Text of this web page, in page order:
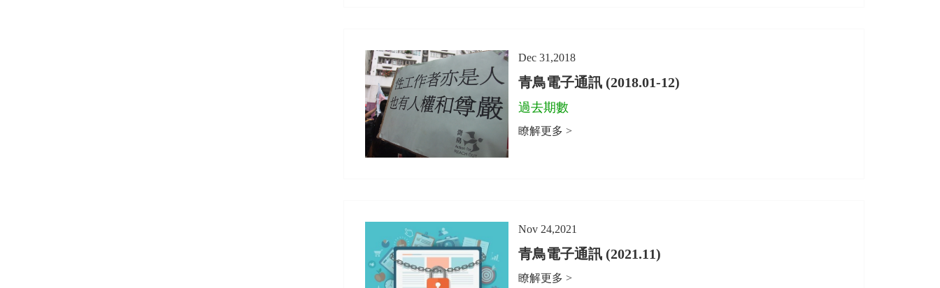
Dec 31,2018
青鳥電子通訊 (2018.01-12)
過去期數
瞭解更多 >
Nov 24,2021
青鳥電子通訊 (2021.11)
瞭解更多 >